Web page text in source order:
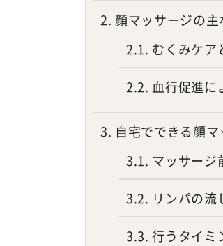
2 顔マッサージの主
2.1 むくみケア
2.2 血行促進に
3 自宅でできる顔
3.1 マッサージ
3.2 リンパの流
3.3 行うタイミ